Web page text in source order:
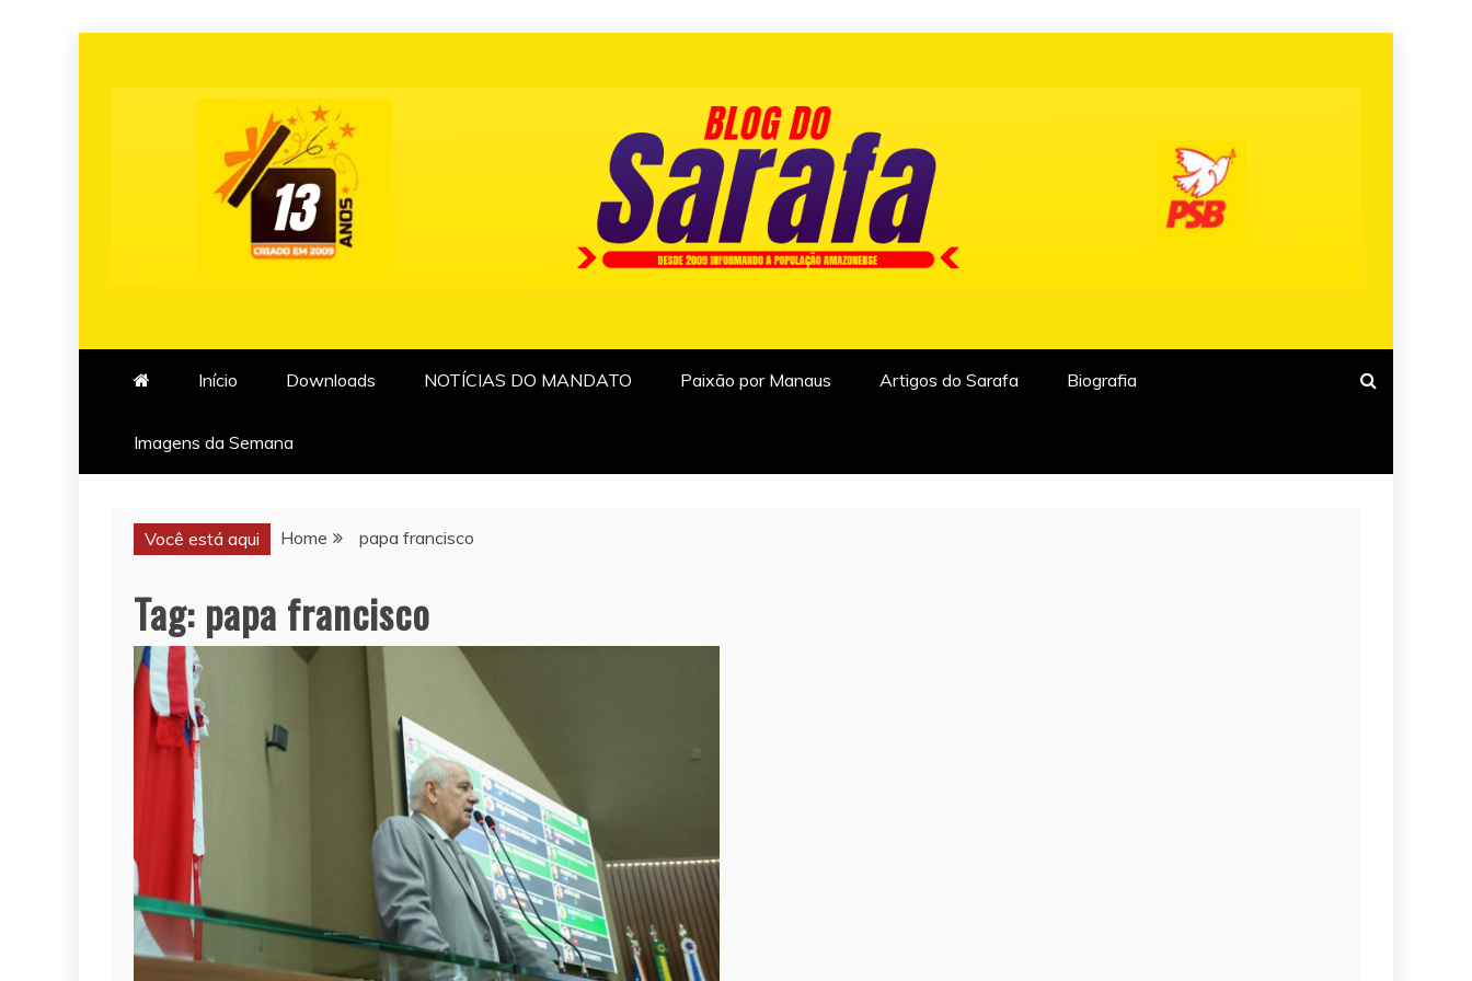
Início Downloads NOTÍCIAS DO MANDATO Paixão por Manaus Artigos do Sarafa Biografia
Imagens da Semana
Você está aqui Home papa francisco
Tag: papa francisco